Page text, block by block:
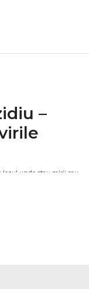
–
locul unde stau mirii sau
floral are cel mai